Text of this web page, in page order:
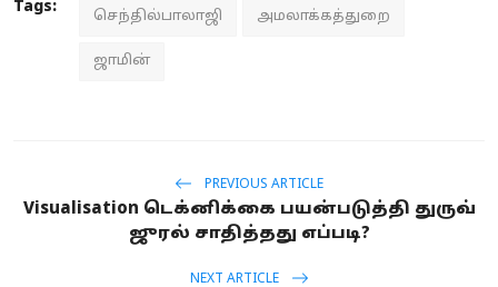
Tags:
செந்தில்பாலாஜி அமலாக்கத்துறை
ஜாமின்
PREVIOUS ARTICLE
Visualisation டெக்னிக்கை பயன்படுத்தி துருவ்
ஜுரல் சாதித்தது எப்படி?
NEXT ARTICLE